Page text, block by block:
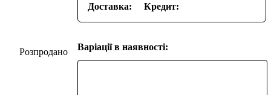
Доставка: Кредит:
Варіації в наявності: